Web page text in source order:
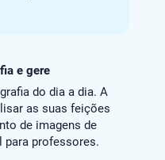
e gere
do dia a dia. A
as suas feições
de imagens de
professores.